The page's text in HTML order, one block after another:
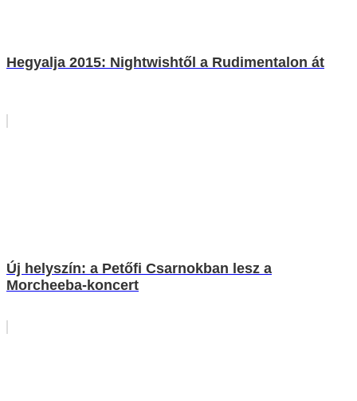
Hegyalja 2015: Nightwishtől a Rudimentalon át
Új helyszín: a Petőfi Csarnokban lesz a
Morcheeba-koncert